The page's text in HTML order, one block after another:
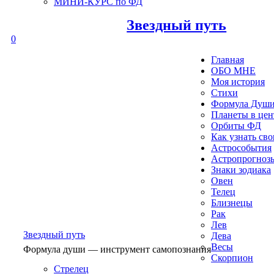
Звездный путь
0
Звездный путь
Формула души — инструмент самопознания
Главная
ОБО МНЕ
Моя история
Стихи
Формула Души
Планеты в
Орбиты ФД
Как узнать
Астрособытия
Знаки зодиака
Овен
Телец
Близнецы
Рак
Лев
Дева
Весы
Скорпион
Стрелец